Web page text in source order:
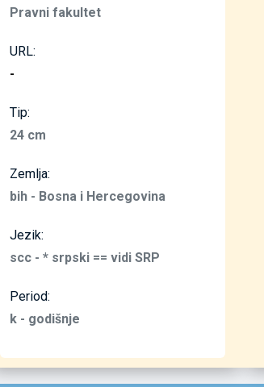
Pravni fakultet
URL:
-
Tip:
24 cm
Zemlja:
bih - Bosna i Hercegovina
Jezik:
scc - * srpski == vidi SRP
Period:
k - godišnje